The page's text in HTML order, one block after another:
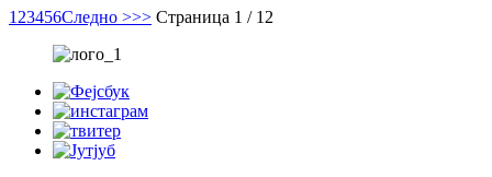
1 23456Следно >>> Страница 1 / 12